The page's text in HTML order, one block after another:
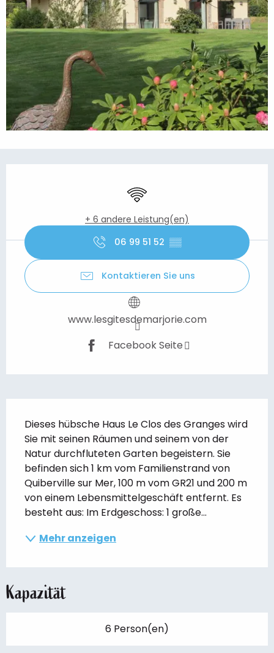
Wi-Fi
+ 6 andere Leistung(en)
06 99 51 52 ▒▒
Kontaktieren Sie uns
www.lesgitesdemarjorie.com
Facebook Seite
Dieses hübsche Haus Le Clos des Granges wird
Sie mit seinen Räumen und seinem von der
Natur durchfluteten Garten begeistern. Sie
befinden sich 1 km vom Familienstrand von
Quiberville sur Mer, 100 m vom GR21 und 200 m
von einem Lebensmittelgeschäft entfernt. Es
besteht aus: Im Erdgeschoss: 1 große...
Mehr anzeigen
Kapazität
6 Person(en)